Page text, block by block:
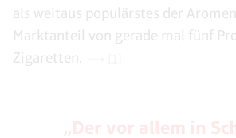
als weitaus populärstes der
Marktanteil von gerade mal fünf
Zigaretten.